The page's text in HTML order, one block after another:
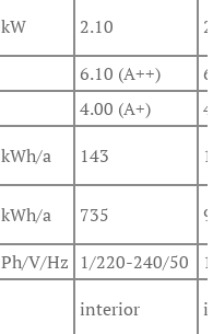
kW 2.10
6.10 (A++)
4.00 (A+)
kWh/a 143
kWh/a 735
Ph/V/Hz 1/220-240/50
interior